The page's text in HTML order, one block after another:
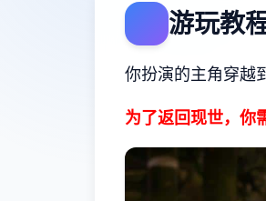
游玩教
你扮演的主角穿越
为了返回现世，你